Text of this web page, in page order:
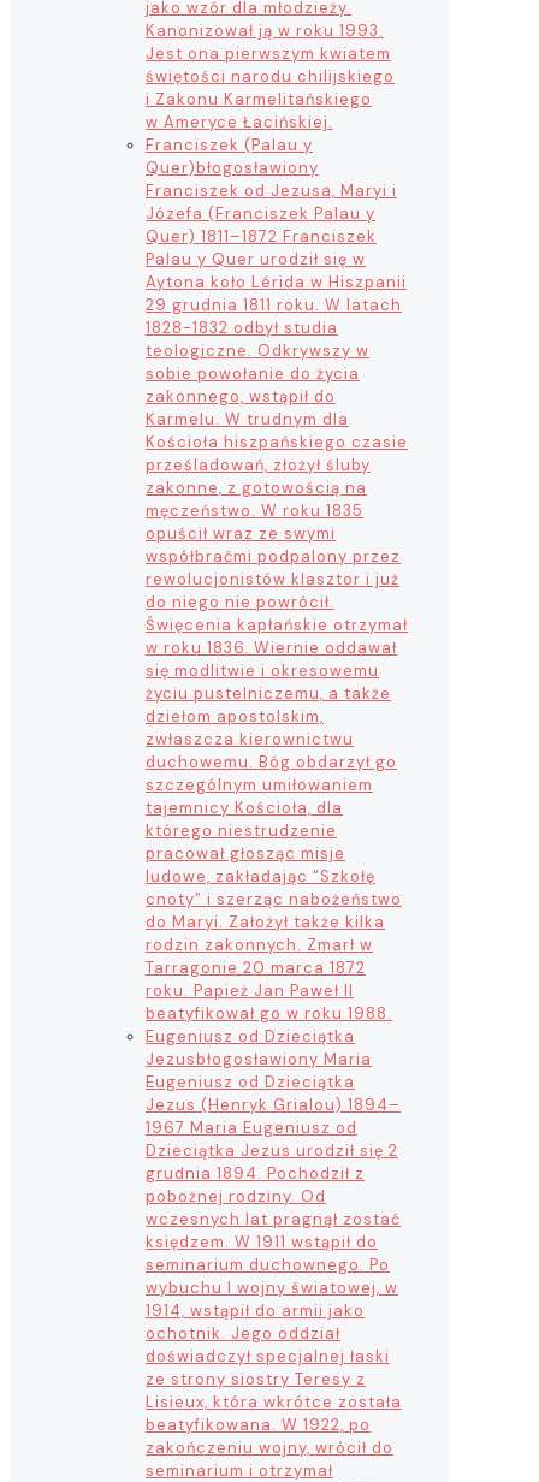
jako wzór dla młodzieży.
Kanonizował ją w roku 1993.
Jest ona pierwszym kwiatem
świętości narodu chilijskiego
i Zakonu Karmelitańskiego
w Ameryce Łacińskiej.
Franciszek (Palau y
Quer)błogosławiony
Franciszek od Jezusa, Maryi i
Józefa (Franciszek Palau y
Quer) 1811–1872 Franciszek
Palau y Quer urodził się w
Aytona koło Lérida w Hiszpanii
29 grudnia 1811 roku. W latach
1828-1832 odbył studia
teologiczne. Odkrywszy w
sobie powołanie do życia
zakonnego, wstąpił do
Karmelu. W trudnym dla
Kościoła hiszpańskiego czasie
prześladowań, złożył śluby
zakonne, z gotowością na
męczeństwo. W roku 1835
opuścił wraz ze swymi
współbraćmi podpalony przez
rewolucjonistów klasztor i już
do niego nie powrócił.
Święcenia kapłańskie otrzymał
w roku 1836. Wiernie oddawał
się modlitwie i okresowemu
życiu pustelniczemu, a także
dziełom apostolskim,
zwłaszcza kierownictwu
duchowemu. Bóg obdarzył go
szczególnym umiłowaniem
tajemnicy Kościoła, dla
którego niestrudzenie
pracował głosząc misje
ludowe, zakładając “Szkołę
cnoty” i szerząc nabożeństwo
do Maryi. Założył także kilka
rodzin zakonnych. Zmarł w
Tarragonie 20 marca 1872
roku. Papież Jan Paweł II
beatyfikował go w roku 1988.
Eugeniusz od Dzieciątka
Jezusbłogosławiony Maria
Eugeniusz od Dzieciątka
Jezus (Henryk Grialou) 1894–
1967 Maria Eugeniusz od
Dzieciątka Jezus urodził się 2
grudnia 1894. Pochodził z
pobożnej rodziny. Od
wczesnych lat pragnął zostać
księdzem. W 1911 wstąpił do
seminarium duchownego. Po
wybuchu I wojny światowej, w
1914, wstąpił do armii jako
ochotnik. Jego oddział
doświadczył specjalnej łaski
ze strony siostry Teresy z
Lisieux, która wkrótce została
beatyfikowana. W 1922, po
zakończeniu wojny, wrócił do
seminarium i otrzymał